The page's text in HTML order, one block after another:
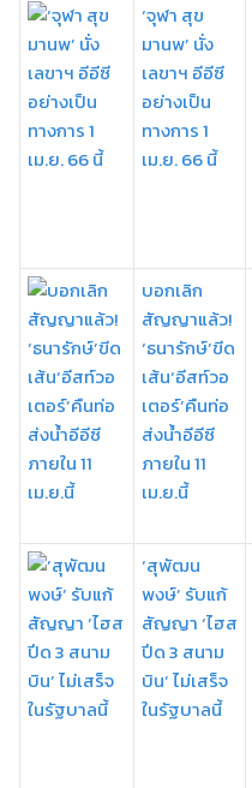
‘จุฬา สุข
มานพ’ นั่ง
เลขาฯ อีอีซี
อย่างเป็น
ทางการ 1
เม.ย. 66 นี้
บอกเลิก
สัญญาแล้ว!
‘ธนารักษ์’ขีด
เส้น‘อีสท์วอ
เตอร์’คืนท่อ
ส่งน้ำอีอีซี
ภายใน 11
เม.ย.นี้
‘สุพัฒน
พงษ์’ รับแก้
สัญญา ‘ไฮส
ปีด 3 สนาม
บิน’ ไม่เสร็จ
ในรัฐบาลนี้